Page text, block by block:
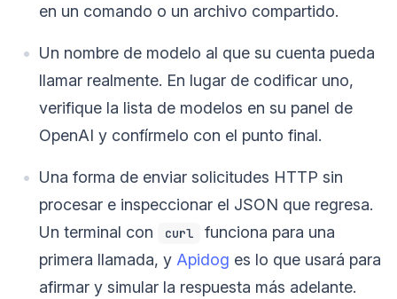
en un comando o un archivo compartido.
Un nombre de modelo al que su cuenta pueda
llamar realmente. En lugar de codificar uno,
verifique la lista de modelos en su panel de
OpenAI y confírmelo con el punto final.
Una forma de enviar solicitudes HTTP sin
procesar e inspeccionar el JSON que regresa.
Un terminal con
curl
funciona para una
primera llamada, y Apidog es lo que usará para
afirmar y simular la respuesta más adelante.